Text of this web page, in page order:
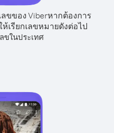
ขของ Viberหากต้องการ
เรียกเลขหมายดังต่อไป
ขในประเทศ